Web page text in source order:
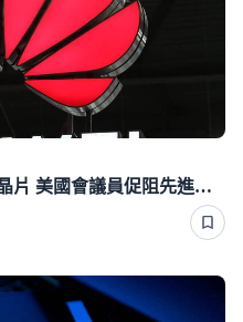
防華為藉幌子公司取得台積電晶片 美國會議員促阻先進晶片流入受制裁中企